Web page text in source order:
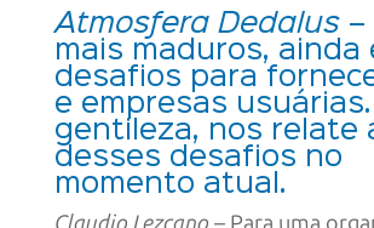
Atmosfera Dedalus–
mais maduros, ainda
desafios para
e empresas
gentileza, nos relate
desses desafios no
momento atual.